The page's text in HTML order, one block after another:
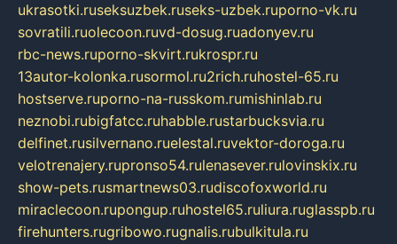
ukrasotki.ruseksuzbek.ruseks-uzbek.ruporno-vk.ru
sovratili.ruolecoon.ruvd-dosug.ruadonyev.ru
rbc-news.ruporno-skvirt.rukrospr.ru
13autor-kolonka.rusormol.ru2rich.ruhostel-65.ru
hostserve.ruporno-na-russkom.rumishinlab.ru
neznobi.rubigfatcc.ruhabble.rustarbucksvia.ru
delfinet.rusilvernano.ruelestal.ruvektor-doroga.ru
velotrenajery.rupronso54.rulenasever.rulovinskix.ru
show-pets.rusmartnews03.rudiscofoxworld.ru
miraclecoon.rupongup.ruhostel65.ruliura.ruglasspb.ru
firehunters.rugribowo.rugnalis.rubulkitula.ru